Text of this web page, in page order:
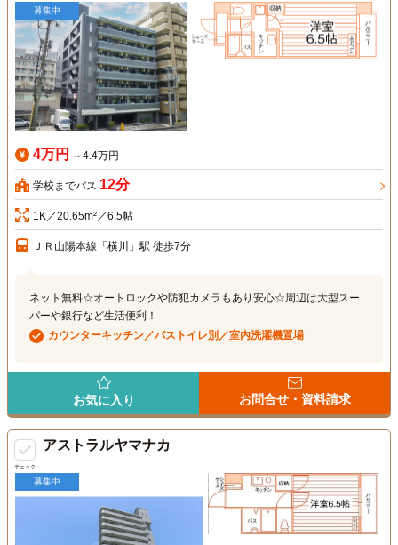
募集中
4万円 ～4.4万円
学校までバス 12分
1K／20.65m²／6.5帖
ＪＲ山陽本線「横川」駅 徒歩7分
ネット無料☆オートロックや防犯カメラもあり安心☆周辺は大型スー
パーや銀行など生活便利！
カウンターキッチン／バストイレ別／室内洗濯機置場
お気に入り お問合せ・資料請求
チェック
アストラルヤマナカ
募集中